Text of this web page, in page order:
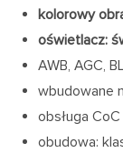
kolorowy
oświetlacz:
AWB, AGC,
wbudowane
obsługa
obudowa: